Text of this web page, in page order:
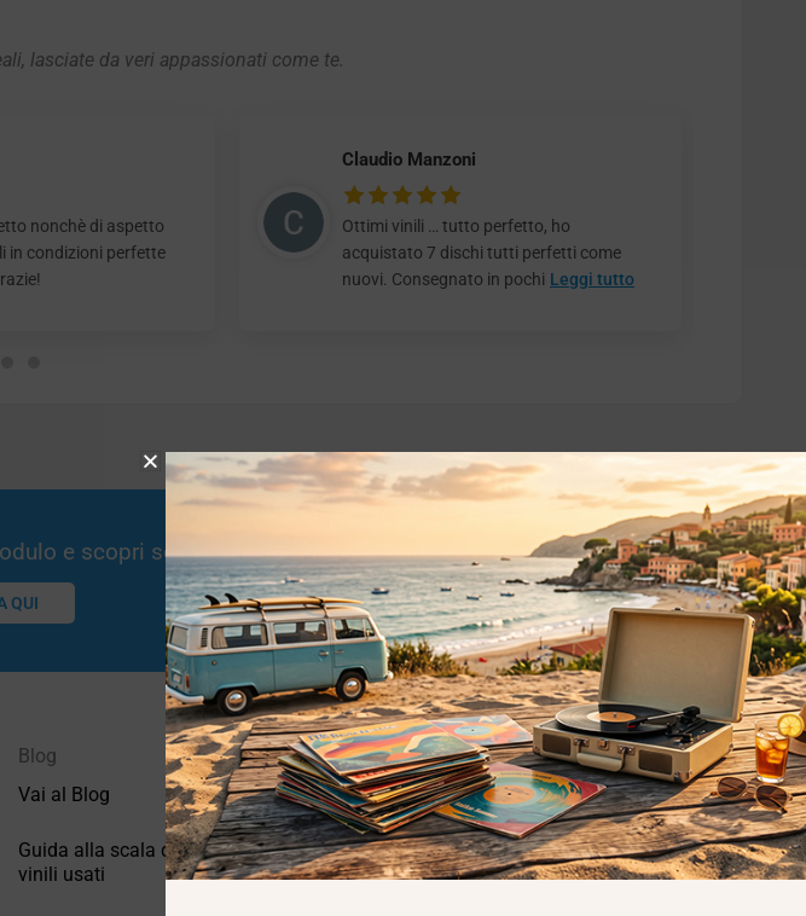
lasciate da veri appassionati come te.
nonchè di aspetto
in condizioni perfette
Claudio Manzoni
Ottimi vinili … tutto perfetto, ho
acquistato 7 dischi tutti perfetti come
nuovi. Consegnato in pochi Leggi tutto
e scopri se potremmo essere interessati!
QUI
Blog
Vai al Blog
Guida alla scala di valutazione dei
vinili usati
Privacy
Privacy Policy
Cookie Policy (UE)